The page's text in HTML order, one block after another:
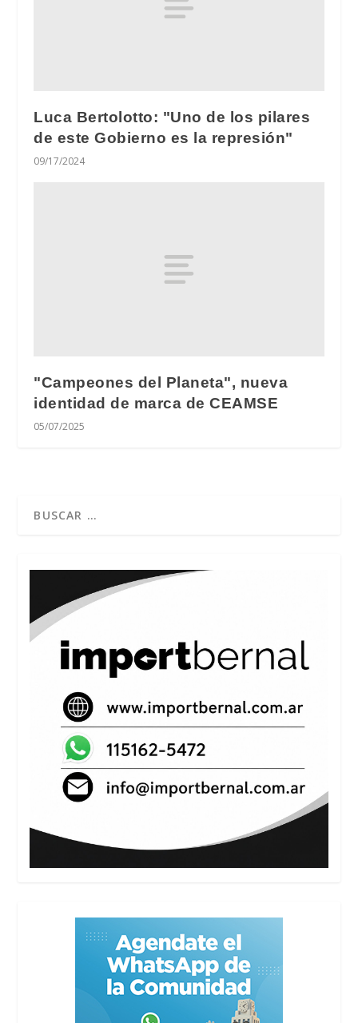
Luca Bertolotto: "Uno de los pilares
de este Gobierno es la represión"
09/17/2024
"Campeones del Planeta", nueva
identidad de marca de CEAMSE
05/07/2025